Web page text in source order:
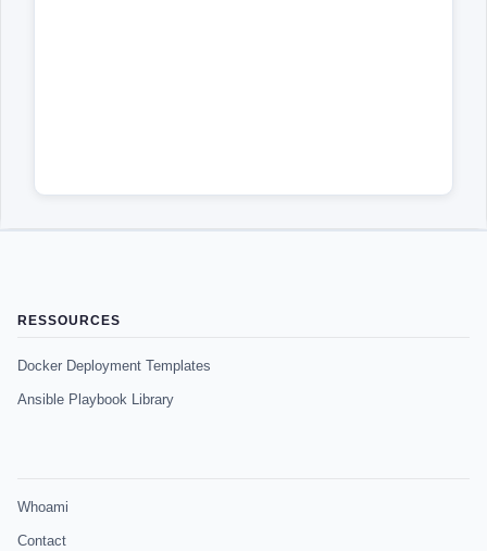
RESSOURCES
Docker Deployment Templates
Ansible Playbook Library
Whoami
Contact